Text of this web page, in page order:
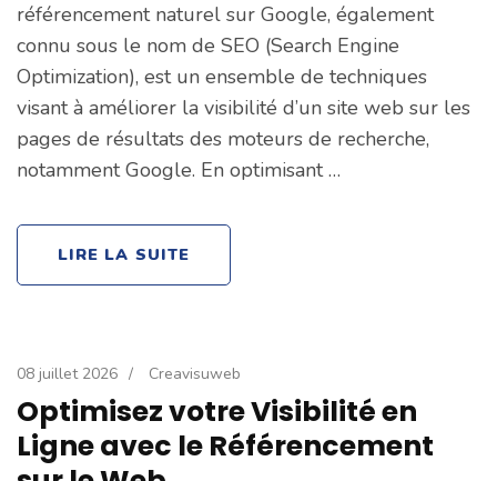
référencement naturel sur Google, également
connu sous le nom de SEO (Search Engine
Optimization), est un ensemble de techniques
visant à améliorer la visibilité d’un site web sur les
pages de résultats des moteurs de recherche,
notamment Google. En optimisant …
LIRE LA SUITE
08 juillet 2026 / Creavisuweb
Optimisez votre Visibilité en
Ligne avec le Référencement